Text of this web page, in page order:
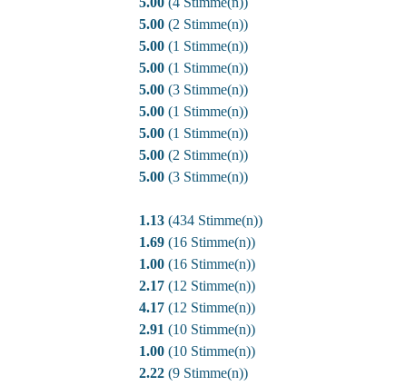
5.00 (2 Stimme(n))
5.00 (1 Stimme(n))
5.00 (1 Stimme(n))
5.00 (3 Stimme(n))
5.00 (1 Stimme(n))
5.00 (1 Stimme(n))
5.00 (2 Stimme(n))
5.00 (3 Stimme(n))
1.13 (434 Stimme(n))
1.69 (16 Stimme(n))
1.00 (16 Stimme(n))
2.17 (12 Stimme(n))
4.17 (12 Stimme(n))
2.91 (10 Stimme(n))
1.00 (10 Stimme(n))
2.22 (9 Stimme(n))